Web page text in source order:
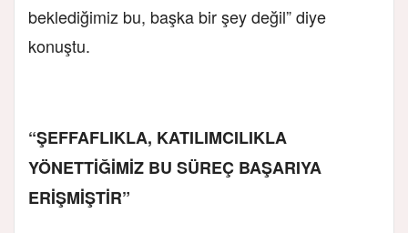
beklediğimiz bu, başka bir şey değil” diye
konuştu.
“ŞEFFAFLIKLA, KATILIMCILIKLA
YÖNETTİĞİMİZ BU SÜREÇ BAŞARIYA
ERİŞMİŞTİR”